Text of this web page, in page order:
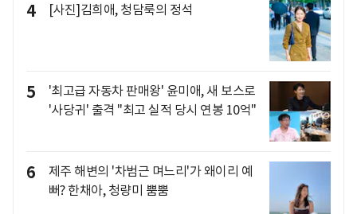
4 [사진]김희애, 청담룩의 정석
5
'최고급 자동차 판매왕' 윤미애, 새 보스로
'사당귀' 출격 "최고 실적 당시 연봉 10억"
6
제주 해변의 '차범근 며느리'가 왜이리 예
뻐? 한채아, 청량미 뿜뿜